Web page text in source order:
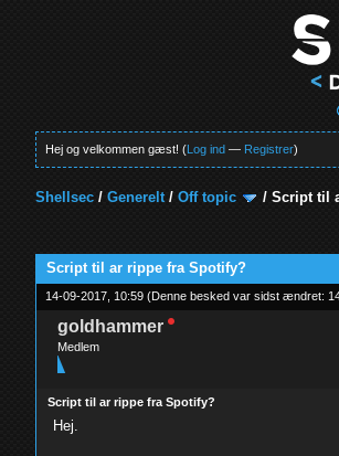
Hej og velkommen gæst! (Log ind — Registrer)
Shellsec /Generelt/Off topic /Script til
Script til ar rippe fra Spotify?
14-09-2017, 10:59(Denne besked var sidst ændret:
goldhammer
Medlem
Script til ar rippe fra Spotify?
Hej.